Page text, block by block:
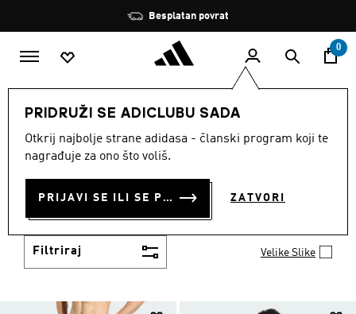
Zaustavi
rotaciju
Besplatan povrat
0
PRIDRUŽI SE ADICLUBU SADA
Otkrij najbolje strane adidasa - članski program koji te
nagrađuje za ono što voliš.
PRIJAVI SE ILI SE PRIDRUŽI SADA ZATVORI
SPORTOVI
Aktivnosti na otvorenom
Zimska sportska oprema · Odjeća
ZIMSKA SPORTSKA
OPREMA · ODJEĆA
Filtriraj Velike Slike